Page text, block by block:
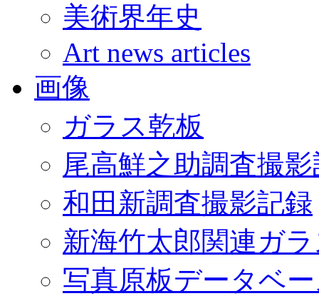
美術界年史
Art news articles
画像
ガラス乾板
尾高鮮之助調査撮
和田新調査撮影記録
新海竹太郎関連ガ
写真原板データベ